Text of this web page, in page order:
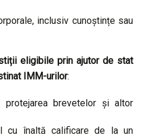
inclusiv cunoștințe sau
eligibile prin ajutor de stat
IMM-urilor:
protejarea brevetelor și altor
cu înaltă calificare de la un